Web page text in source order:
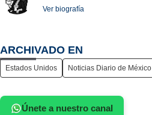
Ver biografía
ARCHIVADO EN
Estados Unidos Noticias Diario de México
Únete a nuestro canal